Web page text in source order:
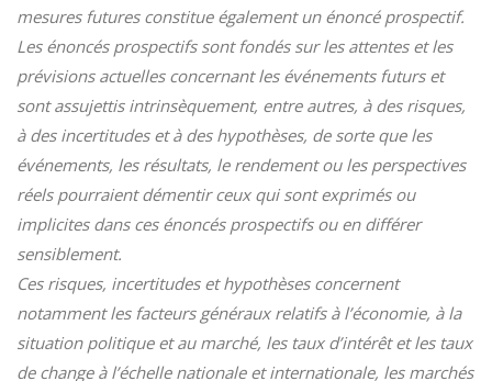
mesures futures constitue également un énoncé prospectif.
Les énoncés prospectifs sont fondés sur les attentes et les
prévisions actuelles concernant les événements futurs et
sont assujettis intrinsèquement, entre autres, à des risques,
à des incertitudes et à des hypothèses, de sorte que les
événements, les résultats, le rendement ou les perspectives
réels pourraient démentir ceux qui sont exprimés ou
implicites dans ces énoncés prospectifs ou en différer
sensiblement.
Ces risques, incertitudes et hypothèses concernent
notamment les facteurs généraux relatifs à l’économie, à la
situation politique et au marché, les taux d’intérêt et les taux
de change à l’échelle nationale et internationale, les marchés